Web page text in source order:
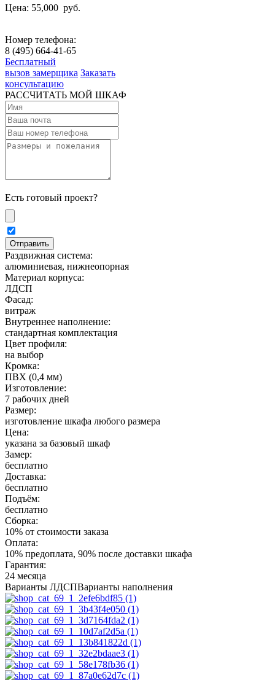
Цена: 55,000 руб.
Номер телефона:
8 (495) 664-41-65
Бесплатный
вызов замерщика Заказать
консультацию
РАССЧИТАТЬ МОЙ ШКАФ
Есть готовый проект?
Раздвижная система:
алюминиевая, нижнеопорная
Материал корпуса:
ЛДСП
Фасад:
витраж
Внутреннее наполнение:
стандартная комплектация
Цвет профиля:
на выбор
Кромка:
ПВХ (0,4 мм)
Изготовление:
7 рабочих дней
Размер:
изготовление шкафа любого размера
Цена:
указана за базовый шкаф
Замер:
бесплатно
Доставка:
бесплатно
Подъём:
бесплатно
Сборка:
10% от стоимости заказа
Оплата:
10% предоплата, 90% после доставки шкафа
Гарантия:
24 месяца
Варианты ЛДСПВарианты наполнения